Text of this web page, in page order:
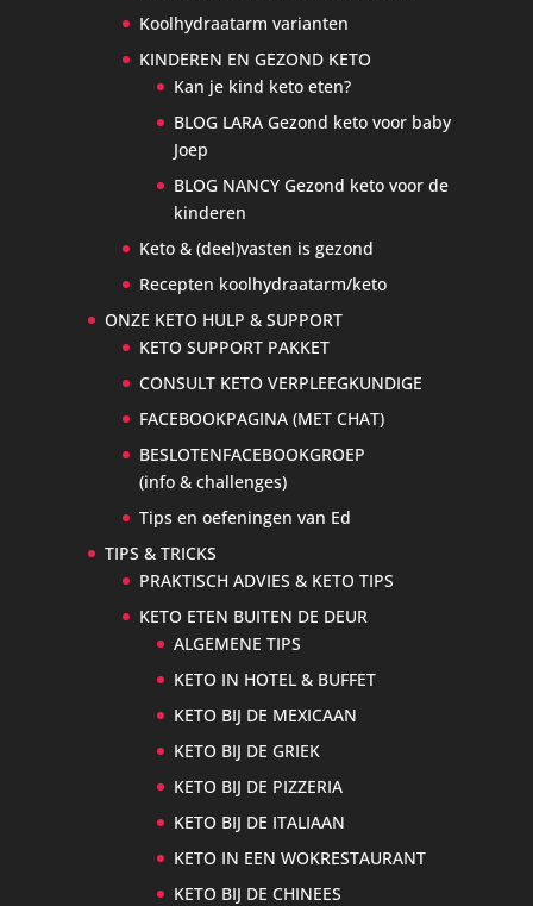
Koolhydraatarm varianten
KINDEREN EN GEZOND KETO
Kan je kind keto eten?
BLOG LARA Gezond keto voor baby
Joep
BLOG NANCY Gezond keto voor de
kinderen
Keto & (deel)vasten is gezond
Recepten koolhydraatarm/keto
ONZE KETO HULP & SUPPORT
KETO SUPPORT PAKKET
CONSULT KETO VERPLEEGKUNDIGE
FACEBOOKPAGINA (MET CHAT)
BESLOTENFACEBOOKGROEP
(info & challenges)
Tips en oefeningen van Ed
TIPS & TRICKS
PRAKTISCH ADVIES & KETO TIPS
KETO ETEN BUITEN DE DEUR
ALGEMENE TIPS
KETO IN HOTEL & BUFFET
KETO BIJ DE MEXICAAN
KETO BIJ DE GRIEK
KETO BIJ DE PIZZERIA
KETO BIJ DE ITALIAAN
KETO IN EEN WOKRESTAURANT
KETO BIJ DE CHINEES